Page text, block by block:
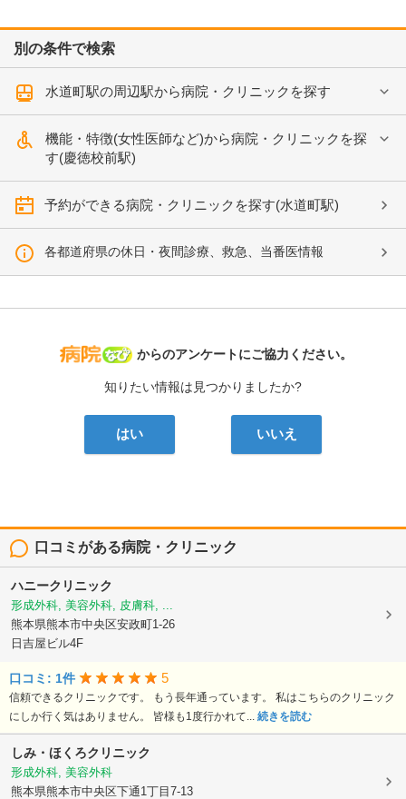
別の条件で検索
水道町駅の周辺駅から病院・クリニックを探す
機能・特徴(女性医師など)から病院・クリニックを探
す(慶徳校前駅)
予約ができる病院・クリニックを探す(水道町駅)
各都道府県の休日・夜間診療、救急、当番医情報
病院なび
からのアンケートにご協力ください。
知りたい情報は見つかりましたか?
はい いいえ
口コミがある病院・クリニック
ハニークリニック
形成外科, 美容外科, 皮膚科, ...
熊本県熊本市中央区安政町1-26
日吉屋ビル4F
口コミ: 1件 5
信頼できるクリニックです。 もう長年通っています。 私はこちらのクリニック
にしか行く気はありません。 皆様も1度行かれて... 続きを読む
しみ・ほくろクリニック
形成外科, 美容外科
熊本県熊本市中央区下通1丁目7-13